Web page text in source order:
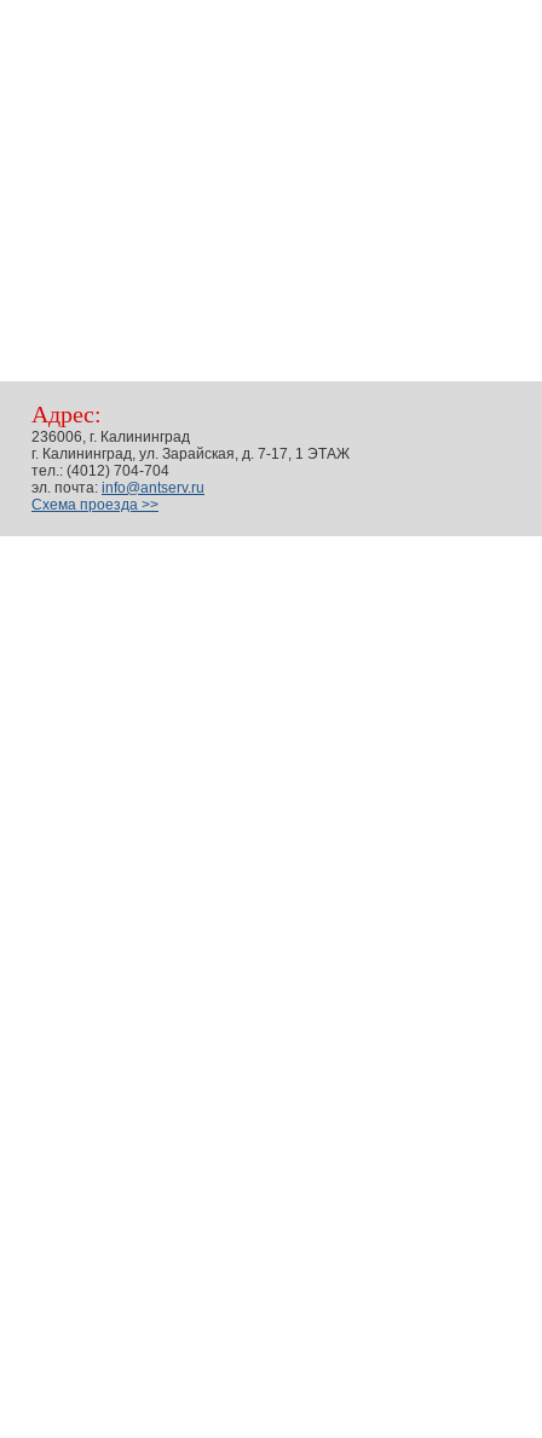
Адрес:
236006, г. Калининград
г. Калининград, ул. Зарайская, д. 7-17, 1 ЭТАЖ
тел.: (4012) 704-704
эл. почта: info@antserv.ru
Схема проезда >>